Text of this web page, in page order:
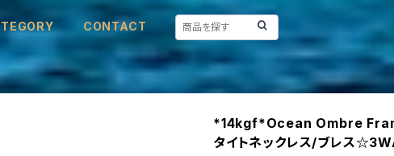
CONTACT
*14kgf*Ocean Ombre
タイトネックレス/ブレス